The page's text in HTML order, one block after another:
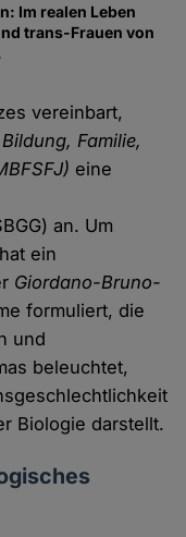
Im realen Leben
trans-Frauen von
vereinbart,
Familie,
eine
an. Um
ein
Giordano-Bruno-
formuliert, die
und
beleuchtet,
Biologie darstellt.